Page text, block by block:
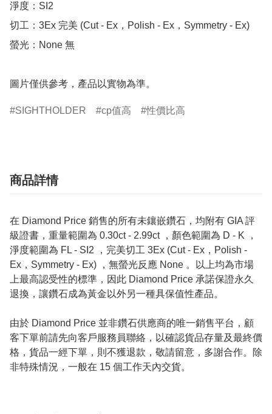
淨度：SI2
切工：3Ex 完美 (Cut - Ex，Polish - Ex，Symmetry - Ex)
螢光：None 無
圖片僅供參考，產品以實物為準。
SIGHTHOLDER cp值高 性價比高
商品詳情
在 Diamond Price 銷售的所有未鑲嵌鑽石，均附有 GIA 評
級證書，重量範圍為 0.30ct - 2.99ct ，顏色範圍為 D - K ，
淨度範圍為 FL - SI2 ，完美切工 3Ex (Cut - Ex，Polish -
Ex，Symmetry - Ex) ，無螢光反應 None 。以上均為市場
上最高認受性的標準，因此 Diamond Price 承諾保證永久
退換，讓鑽石成為黃金以外另一種具保值性產品。
由於 Diamond Price 並非鑽石供應商的唯一銷售平台，顧
客下單前請先向客戶服務員聯絡，以確認貨品存量及最終價
格，貨品一經下單，則不獲退款，敬請留意，多謝合作。除
非特殊情況，一般在 15 個工作天內交貨。